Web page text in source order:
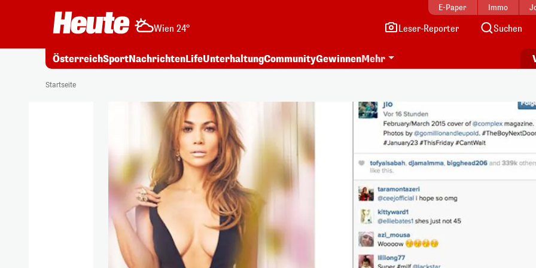
E-Paper Immo
Wien 24° Leser-Reporter Suchen
ÖsterreichSportNachrichtenLifeUnterhaltungCommunityGewinnenMehr
Startseite